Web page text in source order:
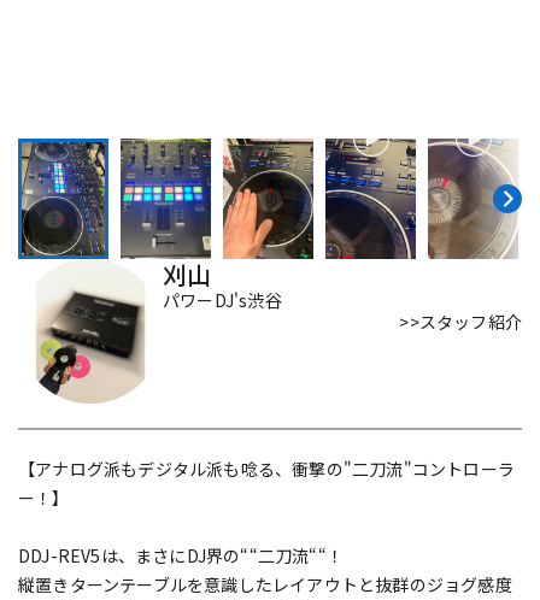
刈山
パワーDJ's渋谷
>>スタッフ紹介
【アナログ派もデジタル派も唸る、衝撃の"二刀流"コントローラ
ー！】
DDJ-REV5は、まさにDJ界の““二刀流““！
縦置きターンテーブルを意識したレイアウトと抜群のジョグ感度